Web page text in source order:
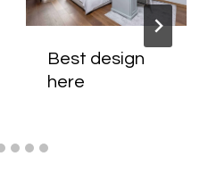
Best design
here